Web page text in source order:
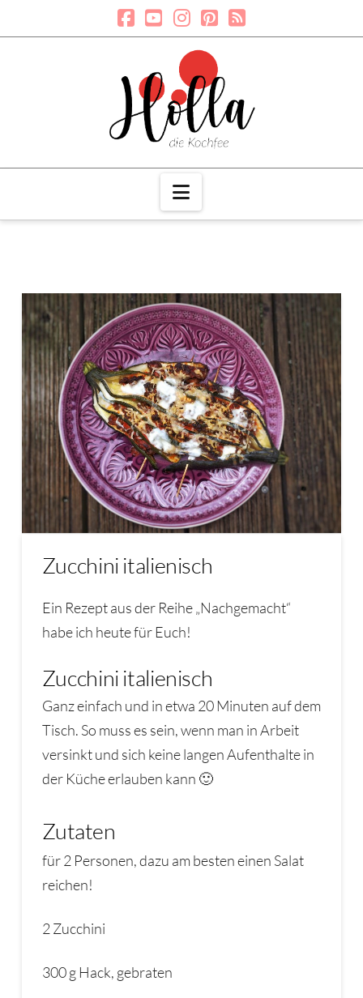
Navigation
Zucchini italienisch
Ein Rezept aus der Reihe „Nachgemacht“
habe ich heute für Euch!
Zucchini italienisch
Ganz einfach und in etwa 20 Minuten auf dem
Tisch. So muss es sein, wenn man in Arbeit
versinkt und sich keine langen Aufenthalte in
der Küche erlauben kann 🙂
Zutaten
für 2 Personen, dazu am besten einen Salat
reichen!
2 Zucchini
300 g Hack, gebraten